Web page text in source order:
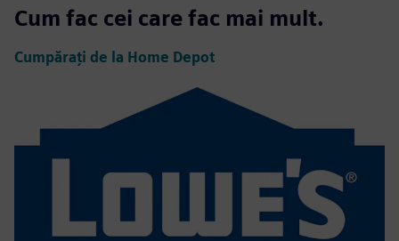
Cum fac cei care fac mai mult.
Cumpărați de la Home Depot